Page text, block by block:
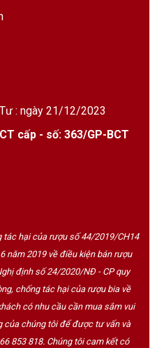
: ngày 21/12/2023
cấp - số: 363/GP-BCT
tác hại của rượu số 44/2019/CH14
năm 2019 về điều kiện bán rượu
định số 24/2020/NĐ - CP quy
chống tác hại của rượu bia về
có nhu cầu cần mua sắm vui
của chúng tôi để được tư vấn và
853 818. Chúng tôi cam kết có